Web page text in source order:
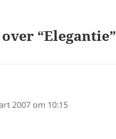
“Elegantie”
2007 om 10:15